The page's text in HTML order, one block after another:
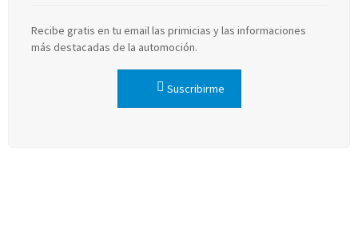
Recibe gratis en tu email las primicias y las informaciones
más destacadas de la automoción.
Suscribirme